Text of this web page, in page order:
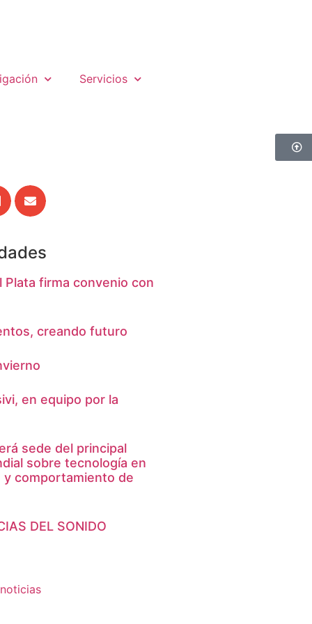
Servicios
Plata firma convenio con
creando futuro
en equipo por la
sede del principal
sobre tecnología en
comportamiento de
DEL SONIDO